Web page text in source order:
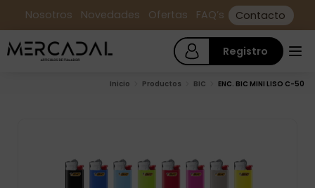
Nosotros Novedades Ofertas FAQ’s Contacto
Registro
Inicio Productos BIC ENC. BIC MINI LISO C-50